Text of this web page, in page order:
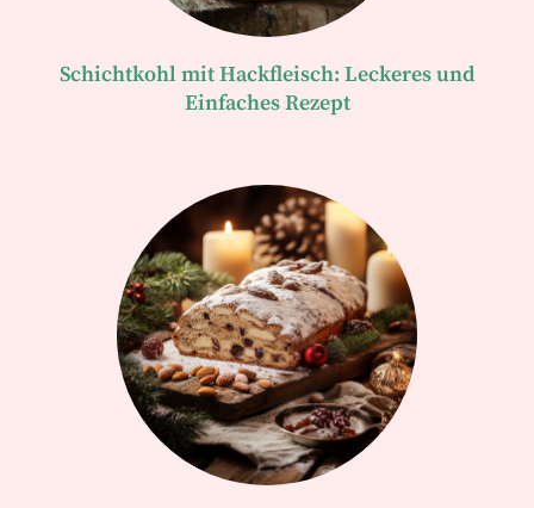
Schichtkohl mit Hackfleisch: Leckeres und
Einfaches Rezept